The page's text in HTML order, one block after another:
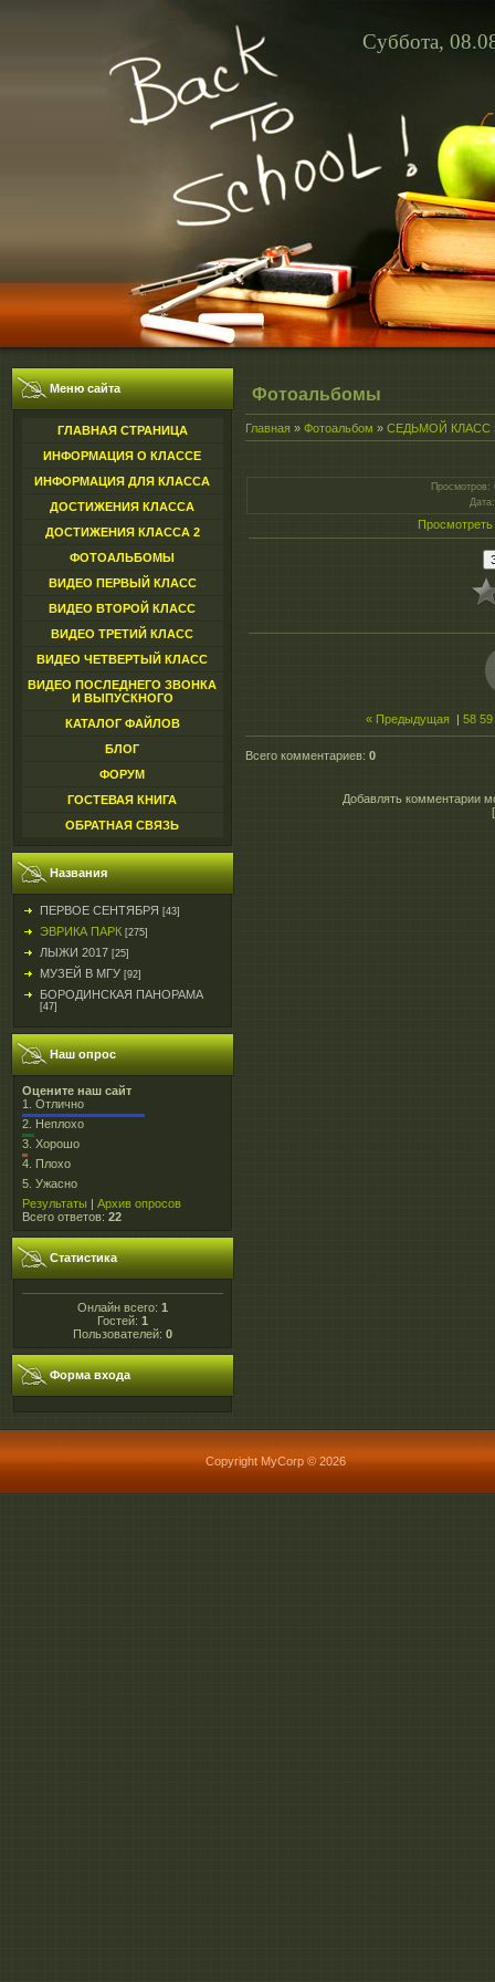
Суббота,
Меню сайта
ГЛАВНАЯ СТРАНИЦА
ИНФОРМАЦИЯ О КЛАССЕ
ИНФОРМАЦИЯ ДЛЯ КЛАССА
ДОСТИЖЕНИЯ КЛАССА
ДОСТИЖЕНИЯ КЛАССА 2
ФОТОАЛЬБОМЫ
ВИДЕО ПЕРВЫЙ КЛАСС
ВИДЕО ВТОРОЙ КЛАСС
ВИДЕО ТРЕТИЙ КЛАСС
ВИДЕО ЧЕТВЕРТЫЙ КЛАСС
ВИДЕО ПОСЛЕДНЕГО ЗВОНКА
И ВЫПУСКНОГО
КАТАЛОГ ФАЙЛОВ
БЛОГ
ФОРУМ
ГОСТЕВАЯ КНИГА
ОБРАТНАЯ СВЯЗЬ
Названия
ПЕРВОЕ СЕНТЯБРЯ [43]
ЭВРИКА ПАРК [275]
ЛЫЖИ 2017 [25]
МУЗЕЙ В МГУ [92]
БОРОДИНСКАЯ ПАНОРАМА
[47]
Наш опрос
Оцените наш сайт
1. Отлично
2. Неплохо
3. Хорошо
4. Плохо
5. Ужасно
Результаты | Архив опросов
Всего ответов: 22
Статистика
Онлайн всего: 1
Гостей: 1
Пользователей: 0
Форма входа
Фотоальбомы
Главная » Фотоальбом » СЕДЬМОЙ КЛАСС
Просмотров:
Дата
« Предыдущая 58 59
Всего комментариев: 0
Добавлять комментарии
Copyright MyCorp © 2026